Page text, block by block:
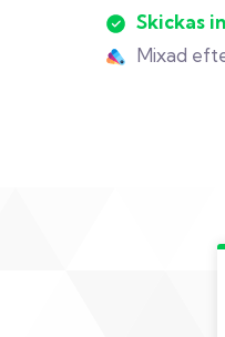
Skickas
Mixad